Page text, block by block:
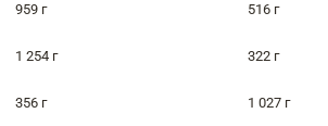
959 г 516 г
1 254 г 322 г
356 г 1 027 г